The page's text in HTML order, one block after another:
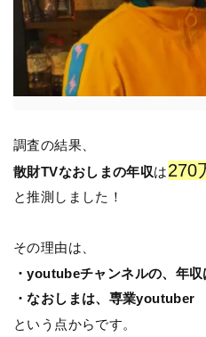
調査の結果、
散財TVなおしまの年収は270
と推測しました！
その理由は、
・youtubeチャンネルの、年収
・なおしまは、専業youtuber
という点からです。